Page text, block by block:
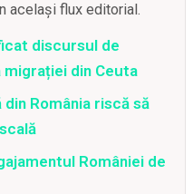
același flux editorial.
discursul de
din Ceuta
România riscă să
României de